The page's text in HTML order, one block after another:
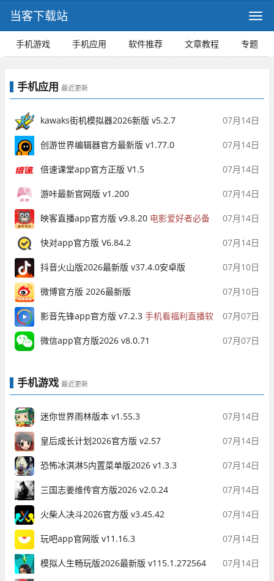
当客下载站
手机游戏 手机应用 软件推荐 文章教程 专题
手机应用 最近更新
kawaks街机模拟器2026新版 v5.2.7 07月14日
创游世界编辑器官方最新版 v1.77.0 07月14日
倍速课堂app官方正版 V1.5 07月14日
游咔最新官网版 v1.200 07月14日
映客直播app官方版 v9.8.20 电影爱好者必备
播放神器
07月14日
快对app官方版 V6.84.2 07月14日
抖音火山版2026最新版 v37.4.0安卓版 07月10日
微博官方版 2026最新版 07月10日
影音先锋app官方版 v7.2.3 手机看福利直播软
件
07月07日
微信app官方版2026 v8.0.71 07月07日
手机游戏 最近更新
迷你世界雨林版本 v1.55.3 07月14日
皇后成长计划2026官方版 v2.57 07月14日
恐怖冰淇淋5内置菜单版2026 v1.3.3 07月14日
三国志姜维传官方版2026 v2.0.24 07月14日
火柴人决斗2026官方版 v3.45.42 07月14日
玩吧app官网版 v11.16.3 07月14日
模拟人生畅玩版2026最新版 v115.1.272564 07月14日